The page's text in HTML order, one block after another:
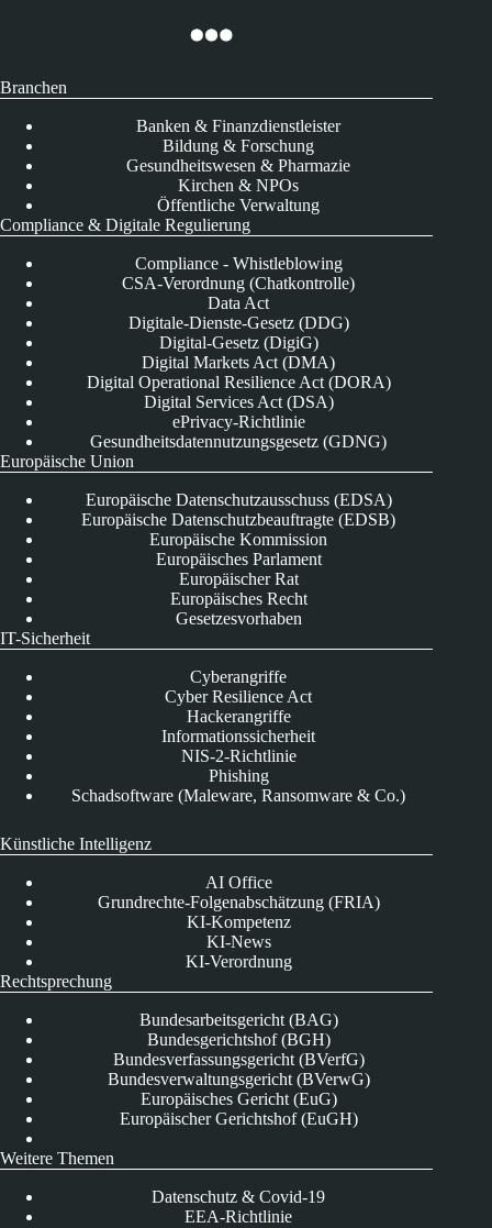
Branchen
Banken & Finanzdienstleister
Bildung & Forschung
Gesundheitswesen & Pharmazie
Kirchen & NPOs
Öffentliche Verwaltung
Compliance & Digitale Regulierung
Compliance - Whistleblowing
CSA-Verordnung (Chatkontrolle)
Data Act
Digitale-Dienste-Gesetz (DDG)
Digital-Gesetz (DigiG)
Digital Markets Act (DMA)
Digital Operational Resilience Act (DORA)
Digital Services Act (DSA)
ePrivacy-Richtlinie
Gesundheitsdatennutzungsgesetz (GDNG)
Europäische Union
Europäische Datenschutzausschuss (EDSA)
Europäische Datenschutzbeauftragte (EDSB)
Europäische Kommission
Europäisches Parlament
Europäischer Rat
Europäisches Recht
Gesetzesvorhaben
IT-Sicherheit
Cyberangriffe
Cyber Resilience Act
Hackerangriffe
Informationssicherheit
NIS-2-Richtlinie
Phishing
Schadsoftware (Maleware, Ransomware & Co.)
Künstliche Intelligenz
AI Office
Grundrechte-Folgenabschätzung (FRIA)
KI-Kompetenz
KI-News
KI-Verordnung
Rechtsprechung
Bundesarbeitsgericht (BAG)
Bundesgerichtshof (BGH)
Bundesverfassungsgericht (BVerfG)
Bundesverwaltungsgericht (BVerwG)
Europäisches Gericht (EuG)
Europäischer Gerichtshof (EuGH)
Weitere Themen
Datenschutz & Covid-19
EEA-Richtlinie